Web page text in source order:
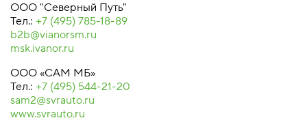
ООО "Северный Путь"
Тел.: +7 (495) 785-18-89
b2b@vianorsm.ru
msk.ivanor.ru
ООО «САМ МБ»
Тел.: +7 (495) 544-21-20
sam2@svrauto.ru
www.svrauto.ru